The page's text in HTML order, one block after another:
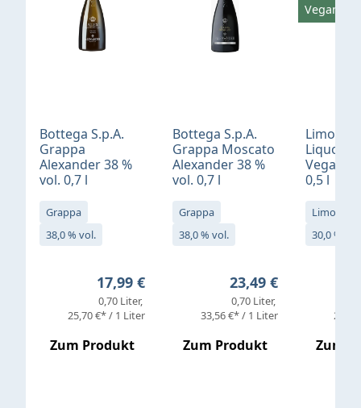
Bottega S.p.A.
Grappa
Alexander 38 %
vol. 0,7 l
Grappa
38,0 % vol.
Regulärer Preis:
17,99 €
0,70 Liter
25,70 €* / 1 Liter
Zum Produkt
Bottega S.p.A.
Grappa Moscato
Alexander 38 %
vol. 0,7 l
Grappa
38,0 % vol.
Regulärer Preis:
23,49 €
0,70 Liter
33,56 €* / 1 Liter
Zum Produkt
Liquore
Vegan
0,5 l
30,0 % vol.
Zum
Vegan